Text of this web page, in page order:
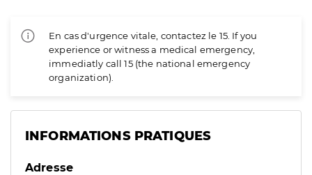
En cas d'urgence vitale, contactez le 15. If you
experience or witness a medical emergency,
immediatly call 15 (the national emergency
organization).
INFORMATIONS PRATIQUES
Adresse